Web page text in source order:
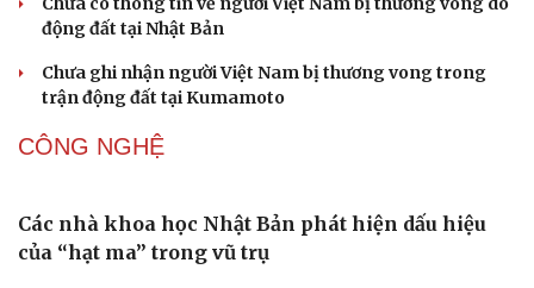
Dinh dưỡng - món ngon
Nhi khoa
Nam khoa
động đất tại Nhật Bản
Chưa ghi nhận người Việt Nam bị thương vong trong
trận động đất tại Kumamoto
CÔNG NGHỆ